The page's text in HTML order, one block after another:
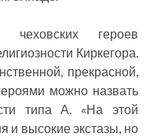
героев
Киркегора.
прекрасной,
можно назвать
типа А. «На этой
и высокие экстазы, но